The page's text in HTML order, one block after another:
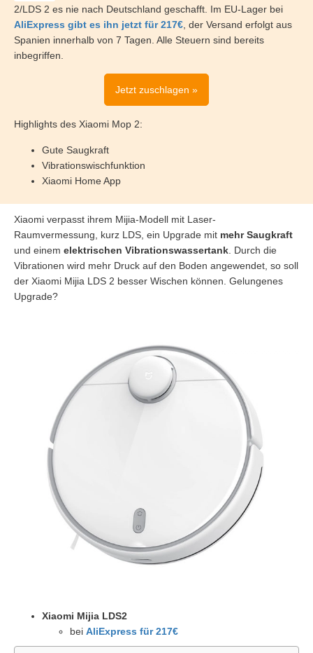
2/LDS 2 es nie nach Deutschland geschafft. Im EU-Lager bei
AliExpress gibt es ihn jetzt für 217€ , der Versand erfolgt aus
Spanien innerhalb von 7 Tagen. Alle Steuern sind bereits
inbegriffen.
Jetzt zuschlagen »
Highlights des Xiaomi Mop 2:
Gute Saugkraft
Vibrationswischfunktion
Xiaomi Home App
Xiaomi verpasst ihrem Mijia-Modell mit Laser-
Raumvermessung, kurz LDS, ein Upgrade mit mehr Saugkraft
und einem elektrischen Vibrationswassertank . Durch die
Vibrationen wird mehr Druck auf den Boden angewendet, so soll
der Xiaomi Mijia LDS 2 besser Wischen können. Gelungenes
Upgrade?
Xiaomi Mijia LDS2
bei AliExpress für 217€